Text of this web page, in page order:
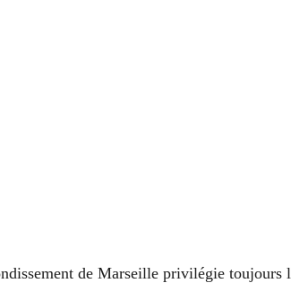
de Marseille privilégie